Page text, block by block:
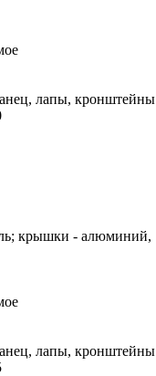
лапы, кронштейны
крышки - алюминий,
лапы, кронштейны